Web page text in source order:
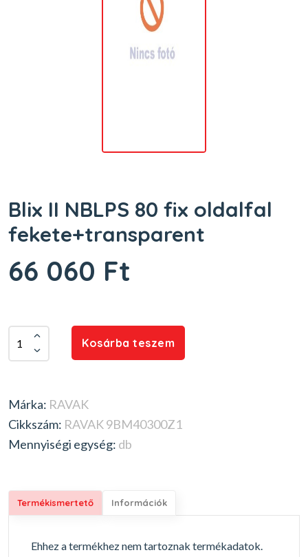
Blix II NBLPS 80 fix oldalfal
fekete+transparent
66 060 Ft
Kosárba teszem
Márka: RAVAK
Cikkszám: RAVAK 9BM40300Z1
Mennyiségi egység: db
Termékismertető Információk
Ehhez a termékhez nem tartoznak termékadatok.